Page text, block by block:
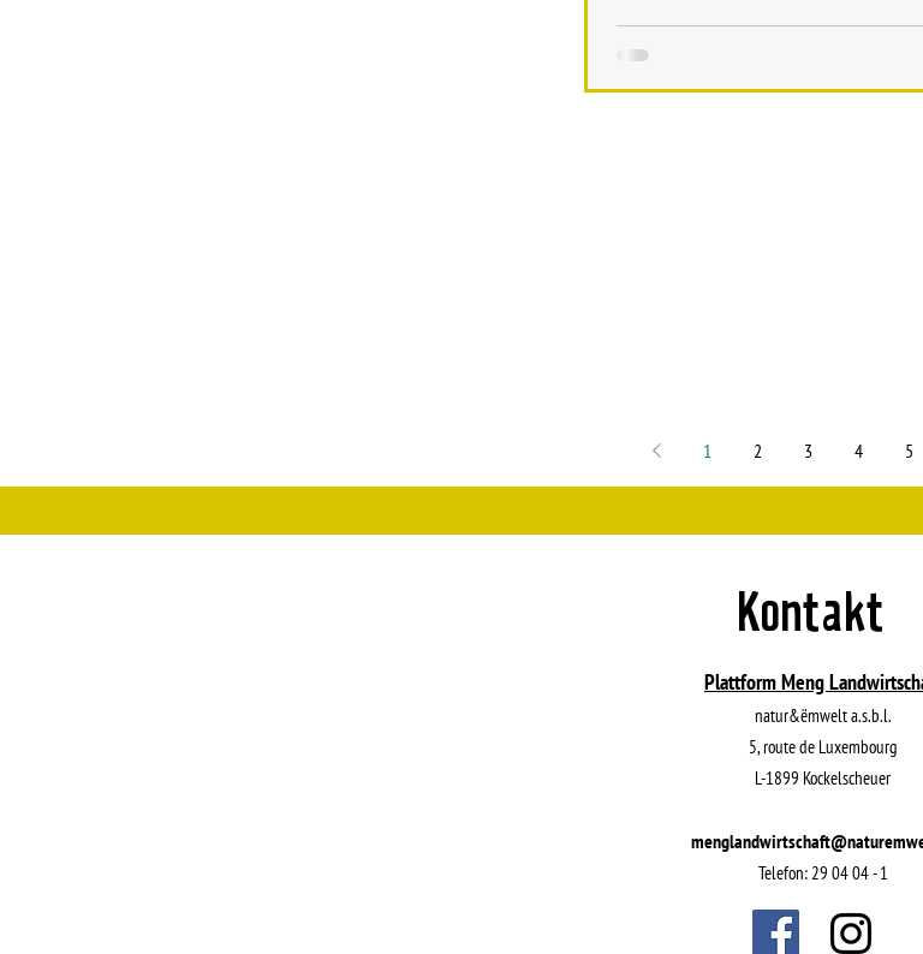
papier sur commande. Meng Landwirtsc
1 2 3 4 5
Kontakt
Plattform Meng
natur&ëmwelt a.s.b.l.
5, route de Luxembourg
L-1899 Kockelscheuer
Telefon: 29 04 04 - 1